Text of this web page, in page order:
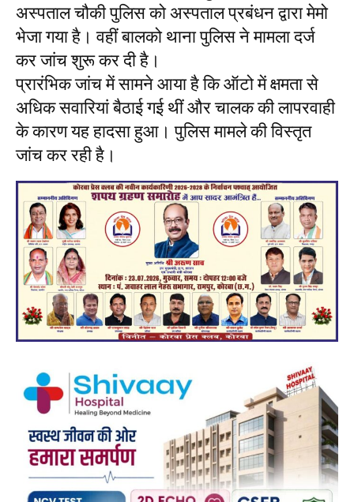
अस्पताल चौकी पुलिस को अस्पताल प्रबंधन द्वारा मेमो
भेजा गया है। वहीं बालको थाना पुलिस ने मामला दर्ज
कर जांच शुरू कर दी है।
प्रारंभिक जांच में सामने आया है कि ऑटो में क्षमता से
अधिक सवारियां बैठाई गई थीं और चालक की लापरवाही
के कारण यह हादसा हुआ। पुलिस मामले की विस्तृत
जांच कर रही है।